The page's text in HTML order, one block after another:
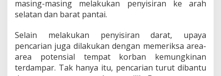
n
c
r
a
n
masing-masing melakukan penyisiran ke arah
selatan dan barat pantai.
Selain melakukan penyisiran darat, upaya
pencarian juga dilakukan dengan memeriksa area-
area potensial tempat korban kemungkinan
terdampar. Tak hanya itu, pencarian turut dibantu